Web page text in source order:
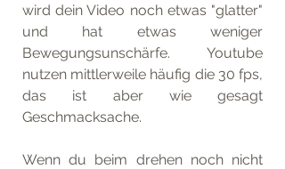
wird dein Video noch etwas "glatter"
und hat etwas weniger
Bewegungsunschärfe. Youtube
nutzen mittlerweile häufig die 30 fps,
das ist aber wie gesagt
Geschmacksache.
Wenn du beim drehen noch nicht